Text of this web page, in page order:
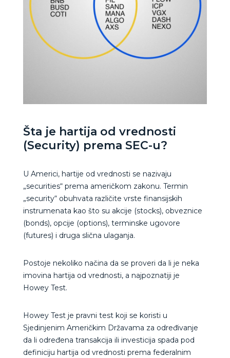
Šta je hartija od vrednosti
(Security) prema SEC-u?
U Americi, hartije od vrednosti se nazivaju
„securities“ prema američkom zakonu. Termin
„security“ obuhvata različite vrste finansijskih
instrumenata kao što su akcije (stocks), obveznice
(bonds), opcije (options), terminske ugovore
(futures) i druga slična ulaganja.
Postoje nekoliko načina da se proveri da li je neka
imovina hartija od vrednosti, a najpoznatiji je
Howey Test.
Howey Test je pravni test koji se koristi u
Sjedinjenim Američkim Državama za određivanje
da li određena transakcija ili investicija spada pod
definiciju hartija od vrednosti prema federalnim